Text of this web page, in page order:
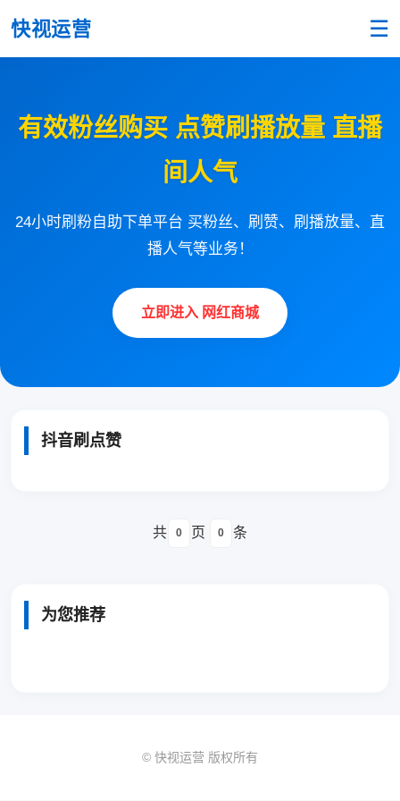
快视运营 ☰
有效粉丝购买 点赞刷播放量 直播
间人气
24小时刷粉自助下单平台 买粉丝、刷赞、刷播放量、直
播人气等业务！
立即进入 网红商城
抖音刷点赞
共 0 页 0 条
为您推荐
© 快视运营 版权所有